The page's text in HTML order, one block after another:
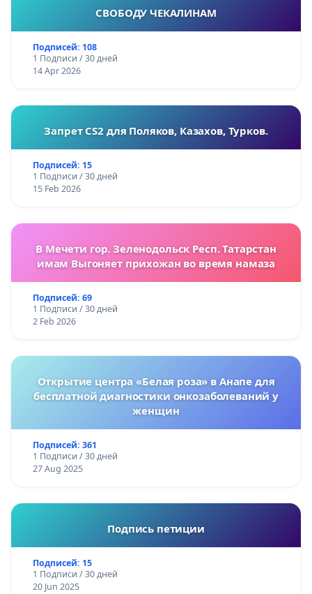
СВОБОДУ ЧЕКАЛИНАМ
Подписей: 108
1 Подписи / 30 дней
14 Apr 2026
Запрет CS2 для Поляков, Казахов, Турков.
Подписей: 15
1 Подписи / 30 дней
15 Feb 2026
В Мечети гор. Зеленодольск Респ. Татарстан
имам Выгоняет прихожан во время намаза
Подписей: 69
1 Подписи / 30 дней
2 Feb 2026
Открытие центра «Белая роза» в Анапе для
бесплатной диагностики онкозаболеваний у
женщин
Подписей: 361
1 Подписи / 30 дней
27 Aug 2025
Подпись петиции
Подписей: 15
1 Подписи / 30 дней
20 Jun 2025